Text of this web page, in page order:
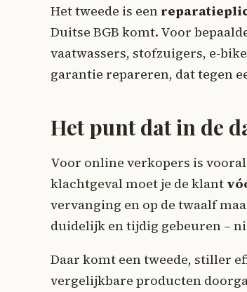
Het tweede is een
Duitse BGB komt. Voor
vaatwassers, stofzuigers, e-
garantie repareren, dat tegen
Het punt dat in de
Voor online verkopers is
klachtgeval moet je de klant
vervanging en op de twaalf
duidelijk en tijdig gebeuren –
Daar komt een tweede, stiller
vergelijkbare producten